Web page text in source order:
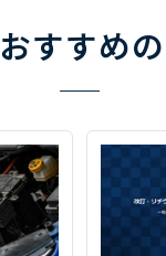
すすめ